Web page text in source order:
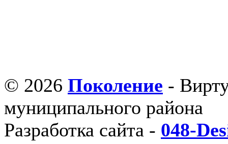
© 2026 Поколение -
муниципального района
Разработка сайта - 048-